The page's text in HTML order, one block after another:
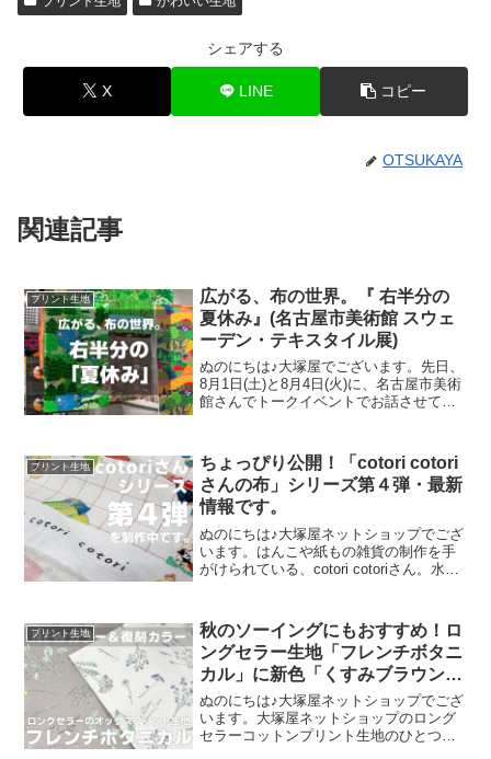
シェアする
X LINE コピー
OTSUKAYA
関連記事
プリント生地
広がる、布の世界。『 右半分の
夏休み』(名古屋市美術館 スウェ
ーデン・テキスタイル展)
ぬのにちは♪大塚屋でございます。先日、
8月1日(土)と8月4日(火)に、名古屋市美術
館さんでトークイベントでお話させてい
客さまにご来場いただきましたことを御
礼申し上
プリント生地
ちょっぴり公開！「cotori cotori
さんの布」シリーズ第４弾・最新
情報です。
ぬのにちは♪大塚屋ネットショップでござ
います。はんこや紙もの雑貨の制作を手
がけられている、cotori cotoriさん。水彩
開されています。cotori cotori
プリント生地
秋のソーイングにもおすすめ！ロ
ングセラー生地「フレンチボタニ
カル」に新色「くすみブラウン」
が登場！
ぬのにちは♪大塚屋ネットショップでござ
います。大塚屋ネットショップのロング
セラーコットンプリント生地のひとつ